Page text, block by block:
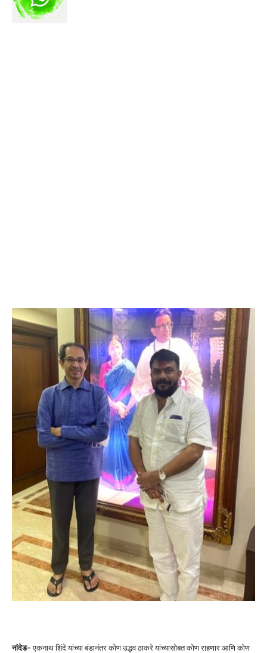
नांदेड- एकनाथ शिंदे यांच्या बंडानंतर कोण उद्धव ठाकरे यांच्यासोबत कोण राहणार आणि कोण